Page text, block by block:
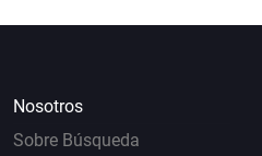
Nosotros
Sobre Búsqueda